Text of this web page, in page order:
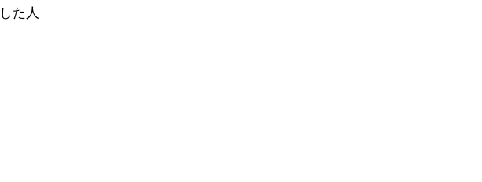
た人